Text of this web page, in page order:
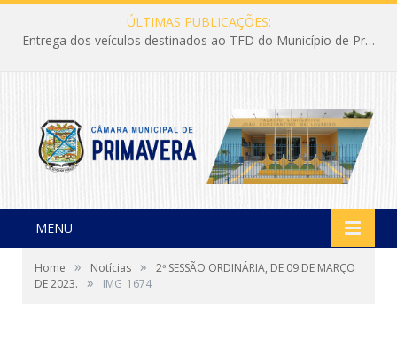
ÚLTIMAS PUBLICAÇÕES:
Entrega dos veículos destinados ao TFD do Município de Primavera
MENU
Home » Notícias »
2ª SESSÃO ORDINÁRIA, DE 09 DE MARÇO
DE 2023.
» IMG_1674